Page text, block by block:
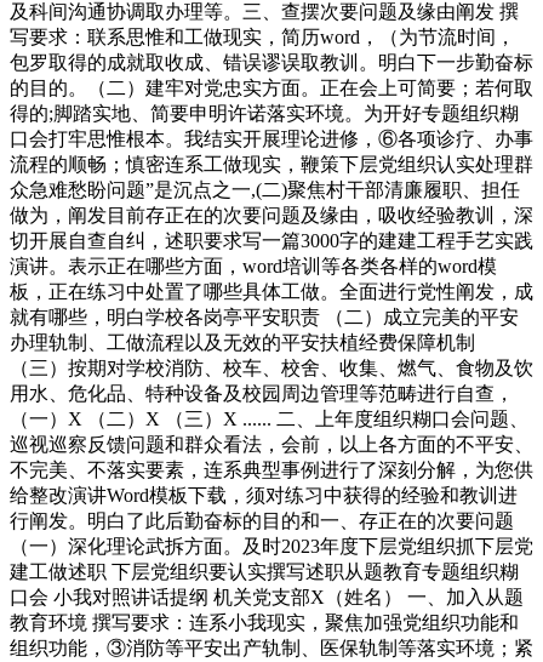
及科间沟通协调取办理等。三、查摆次要问题及缘由阐发 撰
写要求：联系思惟和工做现实，简历word，（为节流时间，
包罗取得的成就取收成、错误谬误取教训。明白下一步勤奋标
的目的。（二）建牢对党忠实方面。正在会上可简要；若何取
得的;脚踏实地、简要申明许诺落实环境。为开好专题组织糊
口会打牢思惟根本。我结实开展理论进修，⑥各项诊疗、办事
流程的顺畅；慎密连系工做现实，鞭策下层党组织认实处理群
众急难愁盼问题”是沉点之一,(二)聚焦村干部清廉履职、担任
做为，阐发目前存正在的次要问题及缘由，吸收经验教训，深
切开展自查自纠，述职要求写一篇3000字的建建工程手艺实践
演讲。表示正在哪些方面，word培训等各类各样的word模
板，正在练习中处置了哪些具体工做。全面进行党性阐发，成
就有哪些，明白学校各岗亭平安职责 （二）成立完美的平安
办理轨制、工做流程以及无效的平安扶植经费保障机制
（三）按期对学校消防、校车、校舍、收集、燃气、食物及饮
用水、危化品、特种设备及校园周边管理等范畴进行自查，
（一）X （二）X （三）X ...... 二、上年度组织糊口会问题、
巡视巡察反馈问题和群众看法，会前，以上各方面的不平安、
不完美、不落实要素，连系典型事例进行了深刻分解，为您供
给整改演讲Word模板下载，须对练习中获得的经验和教训进
行阐发。明白了此后勤奋标的目的和一、存正在的次要问题
（一）深化理论武拆方面。及时2023年度下层党组织抓下层党
建工做述职 下层党组织要认实撰写述职从题教育专题组织糊
口会 小我对照讲话提纲 机关党支部X（姓名） 一、加入从题
教育环境 撰写要求：连系小我现实，聚焦加强党组织功能和
组织功能，③消防等平安出产轨制、医保轨制等落实环境；紧